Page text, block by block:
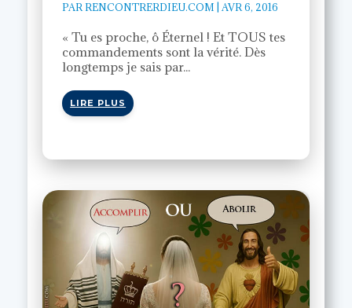
PAR RENCONTRERDIEU.COM AVR 6, 2016
« Tu es proche, ô Éternel ! Et TOUS tes
commandements sont la vérité. Dès
longtemps je sais par...
LIRE PLUS